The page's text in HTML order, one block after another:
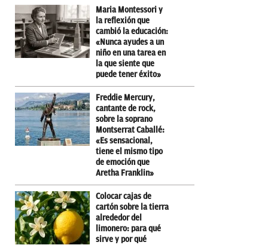
Maria Montessori y
la reflexión que
cambió la educación:
«Nunca ayudes a un
niño en una tarea en
la que siente que
puede tener éxito»
Freddie Mercury,
cantante de rock,
sobre la soprano
Montserrat Caballé:
«Es sensacional,
tiene el mismo tipo
de emoción que
Aretha Franklin»
Colocar cajas de
cartón sobre la tierra
alrededor del
limonero: para qué
sirve y por qué